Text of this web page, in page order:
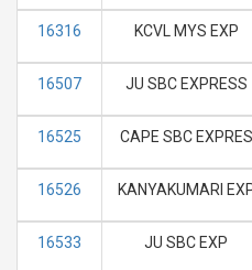
16316 KCVL MYS EXP
16507 JU SBC EXPRESS
16525 CAPE SBC EXPRES
16526 KANYAKUMARI
16533 JU SBC EXP